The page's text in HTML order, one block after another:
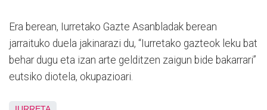
Era berean, Iurretako Gazte Asanbladak berean
jarraituko duela jakinarazi du, “Iurretako gazteok leku bat
behar dugu eta izan arte gelditzen zaigun bide bakarrari”
eutsiko diotela, okupazioari.